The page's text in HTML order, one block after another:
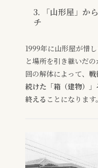
3. 「山形屋」か
チ
1999年に山形屋が惜
と場所を引き継いだ
回の解体によって、 戦
続けた「箱（建物）
終える ことになります。